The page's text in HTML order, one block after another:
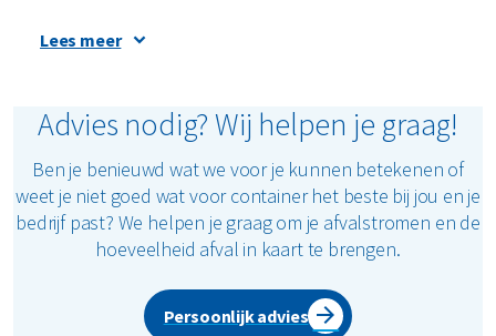
In onze webshop heb je twee mogelijkheden:
Het aanvragen van een offerte
Wanneer je kiest voor een offerte, nemen wij
telefonisch contact met je op en krijg je zo spoedig
mogelijk een offerte toegestuurd. Heb je een
directe bestelling geplaatst? Dan ontvang je een
plaatsen we de container(s) op de aangegeven
Lees meer
Advies nodig? Wij helpen je graag!
Ben je benieuwd wat we voor je kunnen betekenen of
weet je niet goed wat voor container het beste bij jou en je
bedrijf past? We helpen je graag om je afvalstromen en de
hoeveelheid afval in kaart te brengen.
Persoonlijk advies